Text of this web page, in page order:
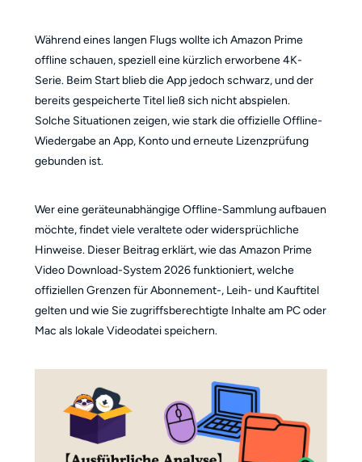
Während eines langen Flugs wollte ich Amazon Prime
offline schauen, speziell eine kürzlich erworbene 4K-
Serie. Beim Start blieb die App jedoch schwarz, und der
bereits gespeicherte Titel ließ sich nicht abspielen.
Solche Situationen zeigen, wie stark die offizielle Offline-
Wiedergabe an App, Konto und erneute Lizenzprüfung
gebunden ist.
Wer eine geräteunabhängige Offline-Sammlung aufbauen
möchte, findet viele veraltete oder widersprüchliche
Hinweise. Dieser Beitrag erklärt, wie das Amazon Prime
Video Download-System 2026 funktioniert, welche
offiziellen Grenzen für Abonnement-, Leih- und Kauftitel
gelten und wie Sie zugriffsberechtigte Inhalte am PC oder
Mac als lokale Videodatei speichern.